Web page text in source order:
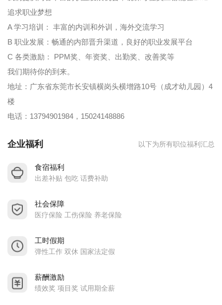
追求职业梦想
A 学习培训： 丰富的内训和外训，海外交流学习
B 职业发展：畅通的内部晋升渠道，良好的职业发展平台
C 各类激励： PPM奖、年资奖、出勤奖、改善奖等
我们期待你的到来。
地址：广东省东莞市长安镇横岗头横增路10号（成才幼儿园）4
楼
电话：13794901984，15024148886
企业福利 以下为所有职位福利汇总
食宿福利
出差补贴 包吃 话费补助
社会保障
医疗保险 工伤保险 养老保险
工时假期
弹性工作 双休 国家法定假
薪酬激励
绩效奖 项目奖 试用期全薪